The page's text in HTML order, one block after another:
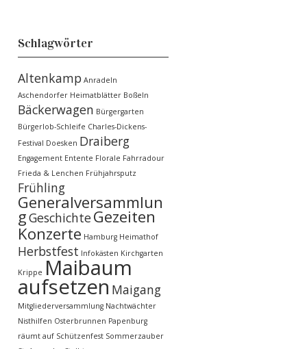
Schlagwörter
Altenkamp Anradeln
Aschendorfer Heimatblätter Boßeln
Bäckerwagen Bürgergarten
Bürgerlob-Schleife Charles-Dickens-
Festival Doesken Draiberg
Engagement Entente Florale Fahrradour
Frieda & Lenchen Frühjahrsputz
Frühling
Generalversammlun
gGeschichteGezeiten
Konzerte Hamburg Heimathof
Herbstfest Infokästen Kirchgarten
Krippe Maibaum
aufsetzen Maigang
Mitgliederversammlung Nachtwächter
Nisthilfen Osterbrunnen Papenburg
räumt auf Schützenfest Sommerzauber